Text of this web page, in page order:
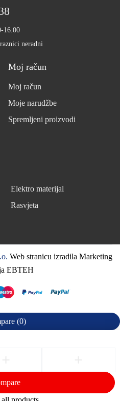
16:00
neradni
Moj račun
Moj račun
Moje narudžbe
Spremljeni proizvodi
Elektro materijal
Rasvjeta
Web stranicu izradila Marketing
EBTEH
(0)